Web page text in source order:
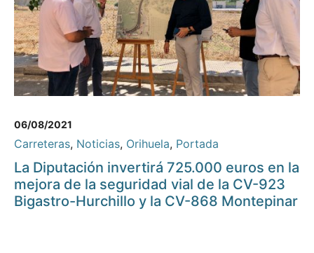
06/08/2021
Carreteras, Noticias, Orihuela, Portada
La Diputación invertirá 725.000 euros en la
mejora de la seguridad vial de la CV-923
Bigastro-Hurchillo y la CV-868 Montepinar